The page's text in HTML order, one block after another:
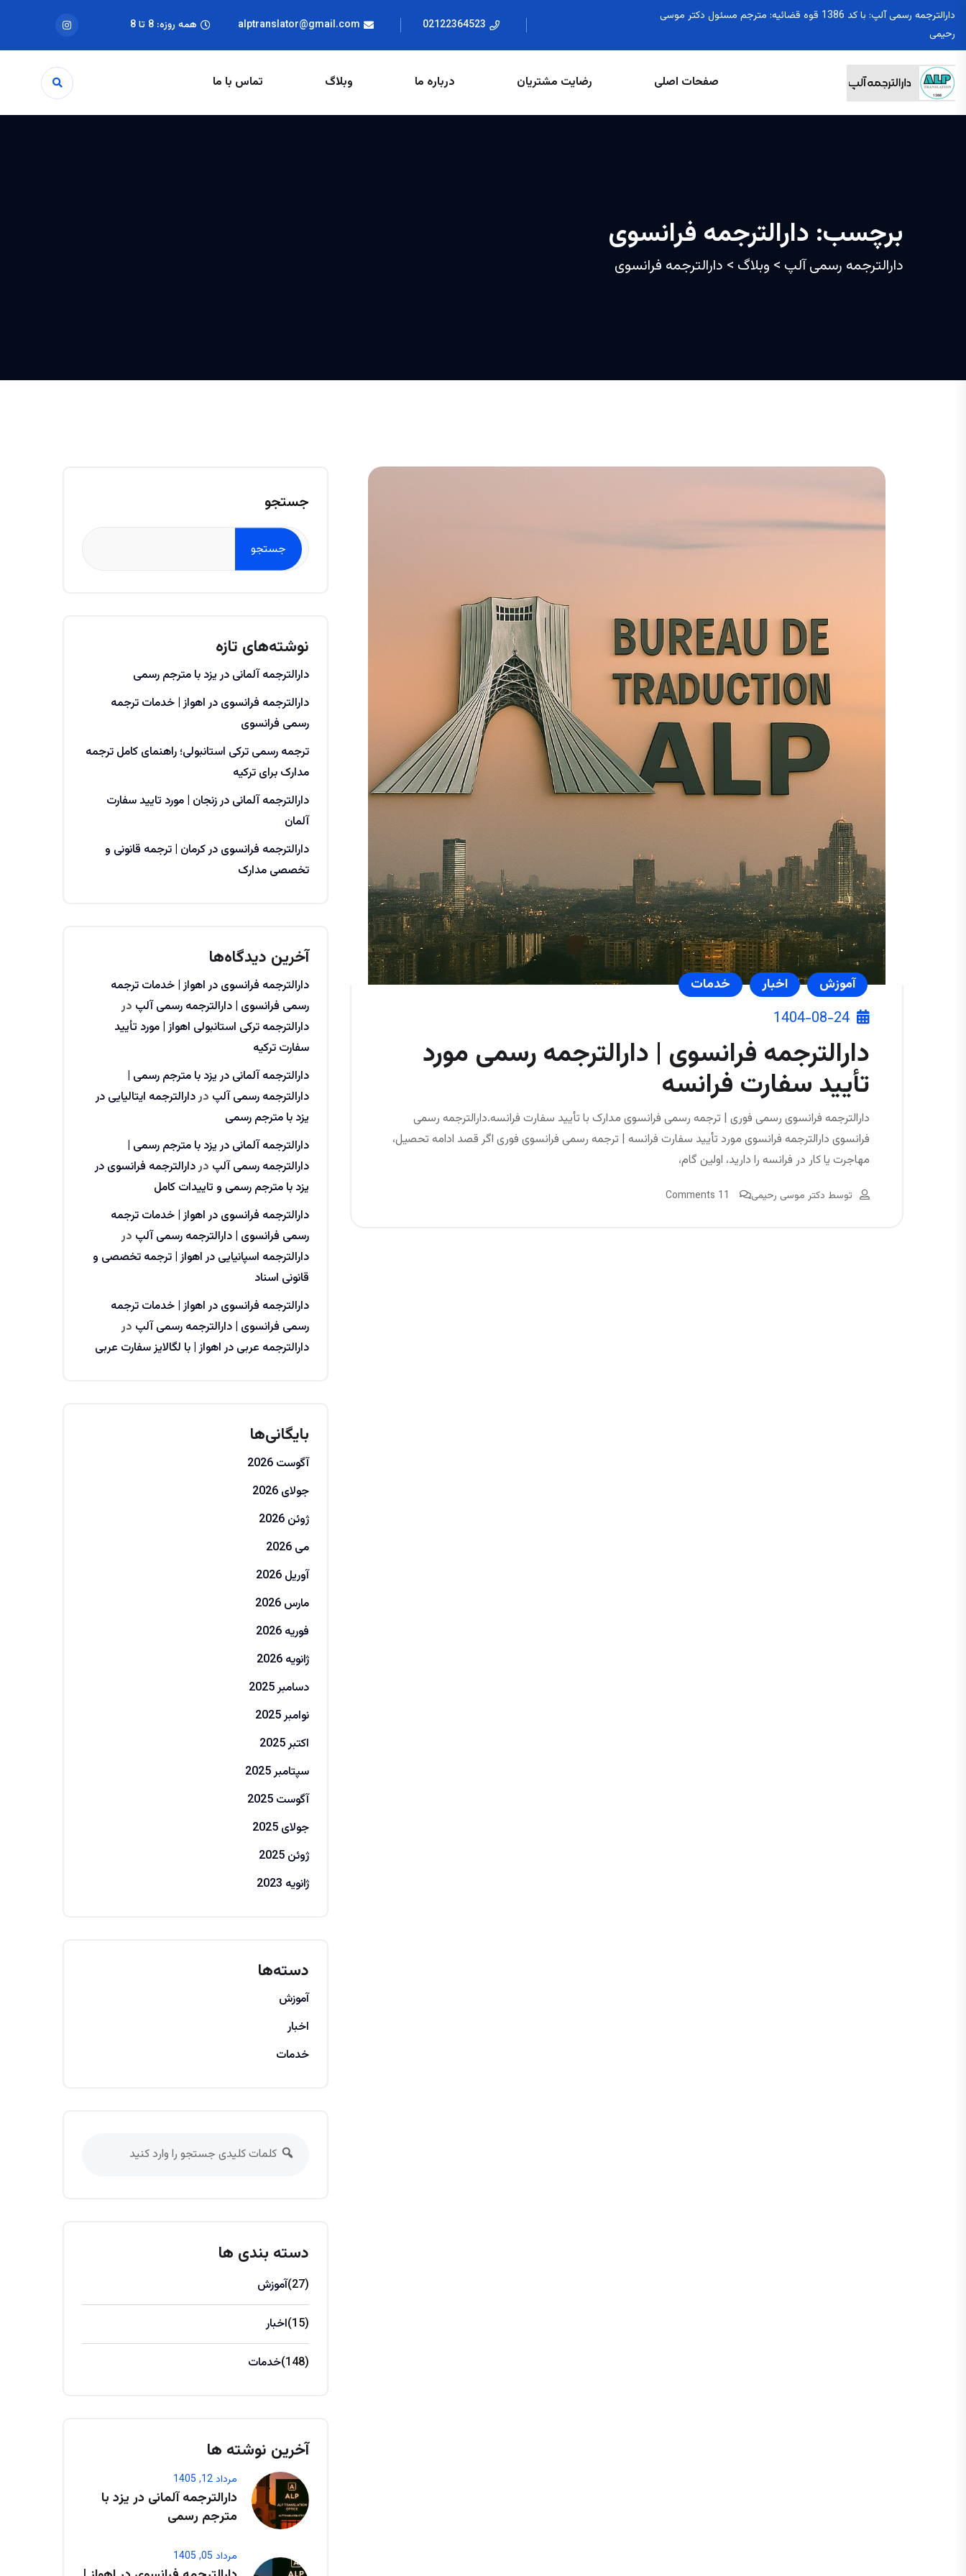
دارالترجمه رسمی آلپ: با کد 1386 قوه قضائیه: مترجم مسئول دکتر موسی
رحیمی
02122364523
alptranslator@gmail.com همه روزه: 8 تا 8
صفحات اصلی رضایت مشتریان درباره ما وبلاگ تماس با ما
برچسب: دارالترجمه فرانسوی
دارالترجمه رسمی آلپ > وبلاگ > دارالترجمه فرانسوی
آموزش اخبار خدمات
1404-08-24
دارالترجمه فرانسوی | دارالترجمه رسمی مورد
تأیید سفارت فرانسه
دارالترجمه فرانسوی رسمی فوری | ترجمه رسمی فرانسوی مدارک با تأیید سفارت فرانسه.دارالترجمه رسمی
فرانسوی دارالترجمه فرانسوی مورد تأیید سفارت فرانسه | ترجمه رسمی فرانسوی فوری اگر قصد ادامه تحصیل،
مهاجرت یا کار در فرانسه را دارید، اولین گام،
توسط دکتر موسی رحیمی 11 Comments
جستجو
جستجو
نوشته‌های تازه
دارالترجمه آلمانی در یزد با مترجم رسمی
دارالترجمه فرانسوی در اهواز | خدمات ترجمه
رسمی فرانسوی
ترجمه رسمی ترکی استانبولی؛ راهنمای کامل ترجمه
مدارک برای ترکیه
دارالترجمه آلمانی در زنجان | مورد تایید سفارت
آلمان
دارالترجمه فرانسوی در کرمان | ترجمه قانونی و
تخصصی مدارک
آخرین دیدگاه‌ها
دارالترجمه فرانسوی در اهواز | خدمات ترجمه
رسمی فرانسوی | دارالترجمه رسمی آلپ در
دارالترجمه ترکی استانبولی اهواز | مورد تأیید
سفارت ترکیه
دارالترجمه آلمانی در یزد با مترجم رسمی |
دارالترجمه رسمی آلپ دردارالترجمه ایتالیایی در
یزد با مترجم رسمی
دارالترجمه آلمانی در یزد با مترجم رسمی |
دارالترجمه رسمی آلپ دردارالترجمه فرانسوی در
یزد با مترجم رسمی و تاییدات کامل
دارالترجمه فرانسوی در اهواز | خدمات ترجمه
رسمی فرانسوی | دارالترجمه رسمی آلپ در
دارالترجمه اسپانیایی در اهواز | ترجمه تخصصی و
قانونی اسناد
دارالترجمه فرانسوی در اهواز | خدمات ترجمه
رسمی فرانسوی | دارالترجمه رسمی آلپ در
دارالترجمه عربی در اهواز | با لگالایز سفارت عربی
بایگانی‌ها
آگوست 2026
جولای 2026
ژوئن 2026
می 2026
آوریل 2026
مارس 2026
فوریه 2026
ژانویه 2026
دسامبر 2025
نوامبر 2025
اکتبر 2025
سپتامبر 2025
آگوست 2025
جولای 2025
ژوئن 2025
ژانویه 2023
دسته‌ها
آموزش
اخبار
خدمات
دسته بندی ها
آموزش (27)
اخبار (15)
خدمات (148)
آخرین نوشته ها
مرداد 12, 1405
دارالترجمه آلمانی در یزد با
مترجم رسمی
مرداد 05, 1405